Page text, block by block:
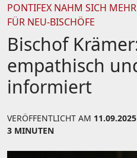
PONTIFEX NAHM SICH
FÜR NEU-BISCHÖFE
Bischof
empathisch
informiert
VERÖFFENTLICHT AM
3 MINUTEN